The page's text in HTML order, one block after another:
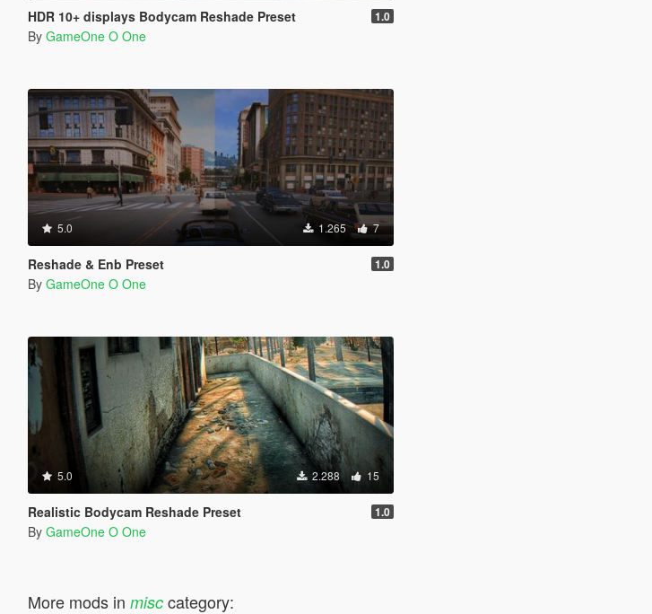
HDR 10+ displays Bodycam Reshade Preset 1.0
By GameOne O One
5.0 1.265 7
Reshade & Enb Preset 1.0
By GameOne O One
5.0 2.288 15
Realistic Bodycam Reshade Preset 1.0
By GameOne O One
More mods in misccategory: